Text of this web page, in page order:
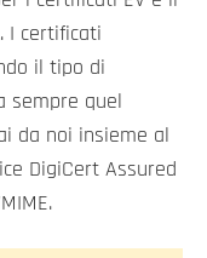
. I certificati
il tipo di
sempre quel
da noi insieme al
DigiCert Assured